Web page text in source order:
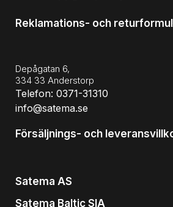
Reklamations- och
Depågatan 6,
334 33 Anderstorp
Telefon: 0371-31310
info@satema.se
Försäljnings- och
Satema AS
Satema Baltic SIA